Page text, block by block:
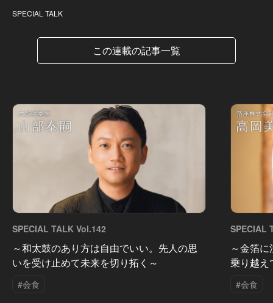
SPECIAL TALK
この連載の記事一覧
SPECIAL TALK Vol.142
～和太鼓のあり方は自由でいい。先人の思
いを受け止めて未来を切り拓く～
#会食
SPECIAL
～金箔
乗り越え
#会食